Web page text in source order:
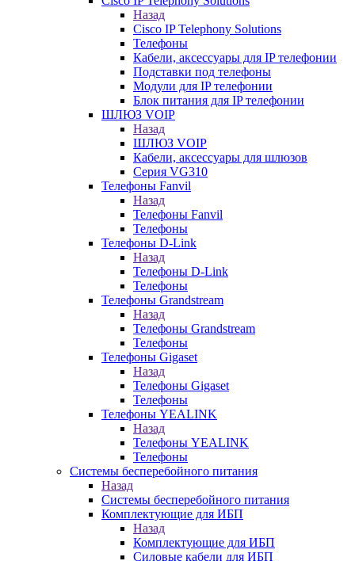
Назад
Cisco IP Telephony Solutions
Телефоны
Кабели, аксессуары для IP телефонии
Подставки под телефоны
Модули для IP телефонии
Блок питания для IP телефонии
ШЛЮЗ VOIP
Назад
ШЛЮЗ VOIP
Кабели, аксессуары для шлюзов
Серия VG310
Телефоны Fanvil
Назад
Телефоны Fanvil
Телефоны
Телефоны D-Link
Назад
Телефоны D-Link
Телефоны
Телефоны Grandstream
Назад
Телефоны Grandstream
Телефоны
Телефоны Gigaset
Назад
Телефоны Gigaset
Телефоны
Телефоны YEALINK
Назад
Телефоны YEALINK
Телефоны
Системы бесперебойного питания
Назад
Системы бесперебойного питания
Комплектующие для ИБП
Назад
Комплектующие для ИБП
Силовые кабели для ИБП